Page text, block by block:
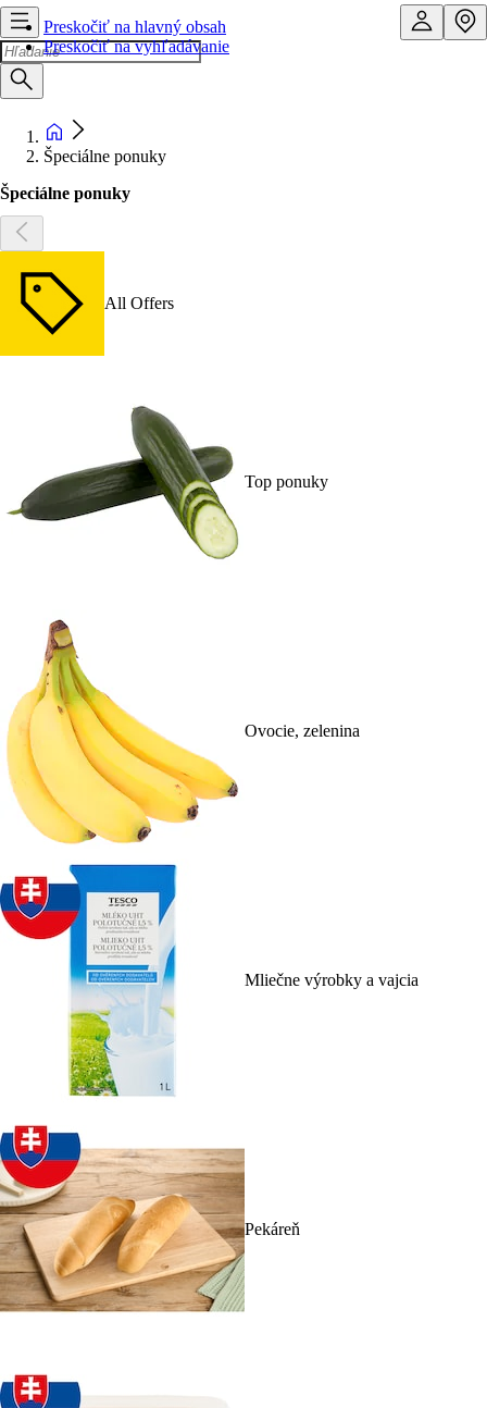
Preskočiť na hlavný obsah
Preskočiť na vyhľadávanie
Špeciálne ponuky
Špeciálne ponuky
All Offers
Top ponuky
Ovocie, zelenina
Mliečne výrobky a vajcia
Pekáreň